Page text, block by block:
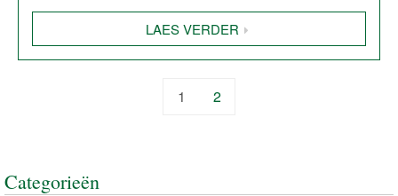
LAES VERDER
1 2
Categorieën